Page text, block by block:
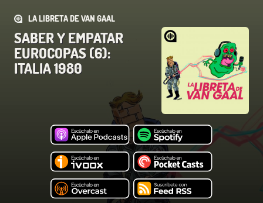
LA LIBRETA DE VAN GAAL
SABER Y EMPATAR
EUROCOPAS (6):
ITALIA 1980